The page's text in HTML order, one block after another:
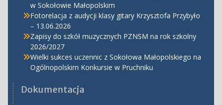
w Sokołowie Małopolskim
Fotorelacja z audycji klasy gitary Krzysztofa Przybyło
– 13.06.2026
Zapisy do szkół muzycznych PZNSM na rok szkolny
2026/2027
Wielki sukces uczennic z Sokołowa Małopolskiego na
Ogólnopolskim Konkursie w Pruchniku
Dokumentacja